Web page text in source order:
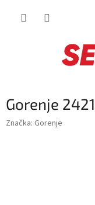
Gorenje
Značka: Gorenje